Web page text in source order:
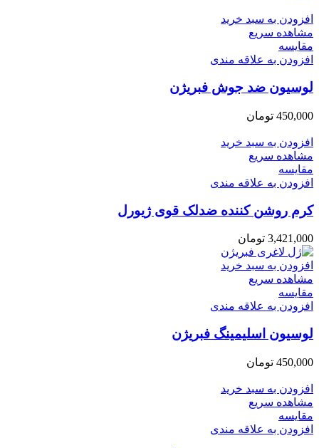
افزودن به سبد خرید
مشاهده سریع
مقایسه
افزودن به علاقه مندی
لوسیون ضد جوش فبریژن
450,000 تومان
افزودن به سبد خرید
مشاهده سریع
مقایسه
افزودن به علاقه مندی
کرم روشن کننده ضدلک قوی ژیورل
3,421,000 تومان
افزودن به سبد خرید
مشاهده سریع
مقایسه
افزودن به علاقه مندی
لوسیون اسلیمینگ فبریژن
450,000 تومان
افزودن به سبد خرید
مشاهده سریع
مقایسه
افزودن به علاقه مندی